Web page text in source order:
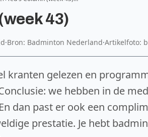
43)
·Bron: Badminton Nederland·Artikelfoto:
kranten gelezen en
we hebben in de
dan past er ook een
prestatie. Je hebt